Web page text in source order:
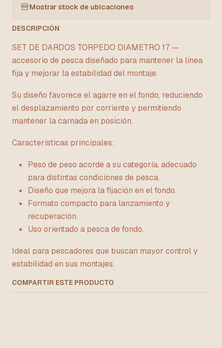
Mostrar stock de ubicaciones
DESCRIPCIÓN
SET DE DARDOS TORPEDO DIAMETRO 17 —
accesorio de pesca diseñado para mantener la línea
fija y mejorar la estabilidad del montaje.
Su diseño favorece el agarre en el fondo, reduciendo
el desplazamiento por corriente y permitiendo
mantener la carnada en posición.
Características principales:
Peso de peso acorde a su categoría, adecuado
para distintas condiciones de pesca.
Diseño que mejora la fijación en el fondo.
Formato compacto para lanzamiento y
recuperación.
Uso orientado a pesca de fondo.
Ideal para pescadores que buscan mayor control y
estabilidad en sus montajes.
COMPARTIR ESTE PRODUCTO